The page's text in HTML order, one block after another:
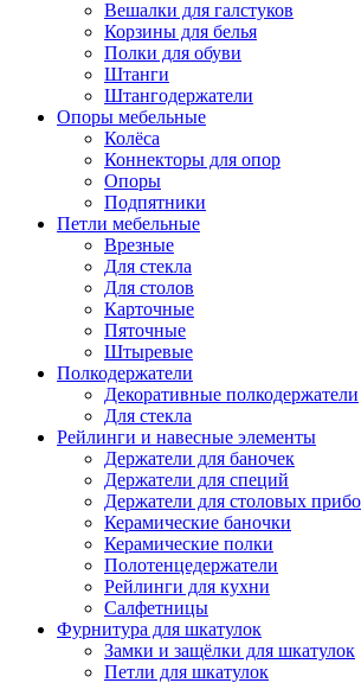
Вешалки для галстуков
Корзины для белья
Полки для обуви
Штанги
Штангодержатели
Опоры мебельные
Колёса
Коннекторы для опор
Опоры
Подпятники
Петли мебельные
Врезные
Для стекла
Для столов
Карточные
Пяточные
Штыревые
Полкодержатели
Декоративные полкодержатели
Для стекла
Рейлинги и навесные элементы
Держатели для баночек
Держатели для специй
Держатели для столовых
Керамические баночки
Керамические полки
Полотенцедержатели
Рейлинги для кухни
Салфетницы
Фурнитура для шкатулок
Замки и защёлки для шкатулок
Петли для шкатулок